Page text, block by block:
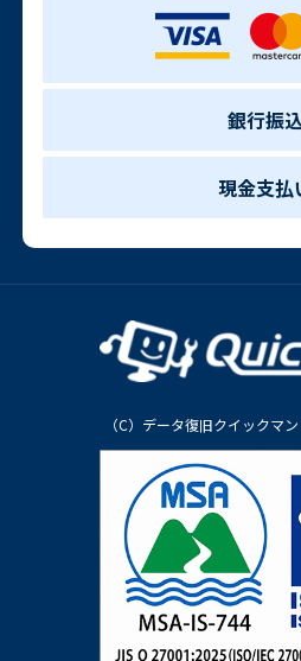
銀行振
現金支払
（C）データ復旧クイックマ